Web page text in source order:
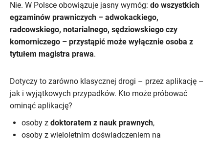
Nie. W Polsce obowiązuje jasny wymóg: do wszystkich
egzaminów prawniczych – adwokackiego,
radcowskiego, notarialnego, sędziowskiego czy
komorniczego – przystąpić może wyłącznie osoba z
tytułem magistra prawa.
Dotyczy to zarówno klasycznej drogi – przez aplikację –
jak i wyjątkowych przypadków. Kto może próbować
ominąć aplikację?
osoby z doktoratem z nauk prawnych,
osoby z wieloletnim doświadczeniem na